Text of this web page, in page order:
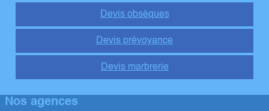
Devis obsèques
Devis prévoyance
Devis marbrerie
Nos agences